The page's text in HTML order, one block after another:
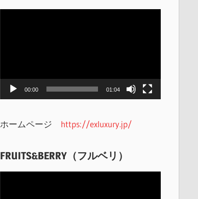
00:00 01:04
ホームページ https://exluxury.jp/
FRUITS&BERRY（フルベリ）